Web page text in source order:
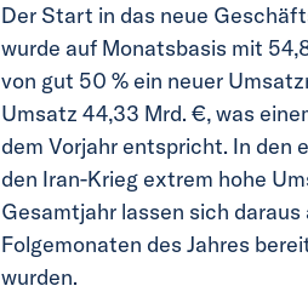
Der Start in das neue
wurde auf Monatsbasis mit
von gut 50 % ein neuer
Umsatz 44,33 Mrd. €, was
dem Vorjahr entspricht. In den
den Iran-Krieg extrem hohe
Gesamtjahr lassen sich
Folgemonaten des Jahres
wurden.